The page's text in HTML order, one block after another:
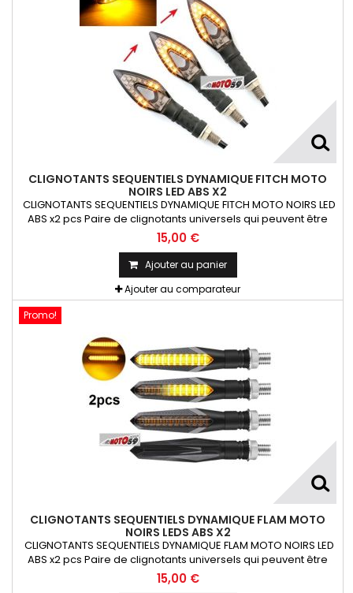
CLIGNOTANTS SEQUENTIELS DYNAMIQUE FITCH MOTO
NOIRS LED ABS X2
CLIGNOTANTS SEQUENTIELS DYNAMIQUE FITCH MOTO NOIRS LED
ABS x2 pcs Paire de clignotants universels qui peuvent être
adaptables sur toutes motos ou scooters
15,00 €
Ajouter au panier
Ajouter au comparateur
Promo!
CLIGNOTANTS SEQUENTIELS DYNAMIQUE FLAM MOTO
NOIRS LEDS ABS X2
CLIGNOTANTS SEQUENTIELS DYNAMIQUE FLAM MOTO NOIRS LED
ABS x2 pcs Paire de clignotants universels qui peuvent être
adaptables sur toutes motos ou scooters
15,00 €